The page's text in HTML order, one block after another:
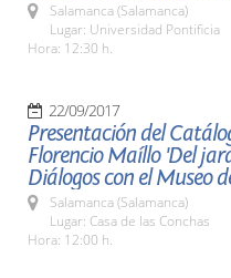
Salamanca (Salamanca)
Lugar: Universidad Pontificia
Hora: 12:30 h.
22/09/2017
Presentación del
Florencio Maíllo 'Del
Diálogos con el Museo
Salamanca (Salamanca)
Lugar: Casa de las Conchas
Hora: 12:00 h.